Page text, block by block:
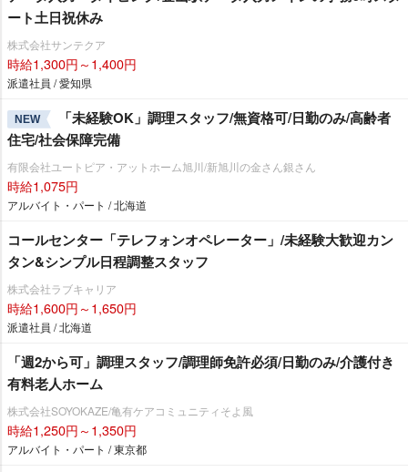
ート土日祝休み
株式会社サンテクア
時給1,300円～1,400円
派遣社員 / 愛知県
NEW
「未経験OK」調理スタッフ/無資格可/日勤のみ/高齢者
住宅/社会保障完備
有限会社ユートピア・アットホーム旭川/新旭川の金さん銀さん
時給1,075円
アルバイト・パート / 北海道
コールセンター「テレフォンオペレーター」/未経験大歓迎カン
タン&シンプル日程調整スタッフ
株式会社ラブキャリア
時給1,600円～1,650円
派遣社員 / 北海道
「週2から可」調理スタッフ/調理師免許必須/日勤のみ/介護付き
有料老人ホーム
株式会社SOYOKAZE/亀有ケアコミュニティそよ風
時給1,250円～1,350円
アルバイト・パート / 東京都